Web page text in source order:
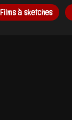
Films à sketches